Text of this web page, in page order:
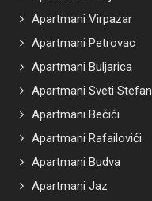
Apartmani Virpazar
Apartmani Petrovac
Apartmani Buljarica
Apartmani Sveti Stefan
Apartmani Bečići
Apartmani Rafailovići
Apartmani Budva
Apartmani Jaz